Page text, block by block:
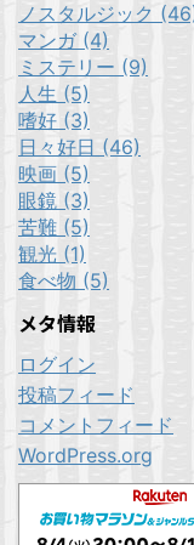
ノスタルジック
マンガ (4)
ミステリー (9)
人生 (5)
嗜好 (3)
日々好日 (46)
映画 (5)
眼鏡 (3)
苦難 (5)
観光 (1)
食べ物 (5)
メタ情報
ログイン
投稿フィード
コメントフィード
WordPress.org